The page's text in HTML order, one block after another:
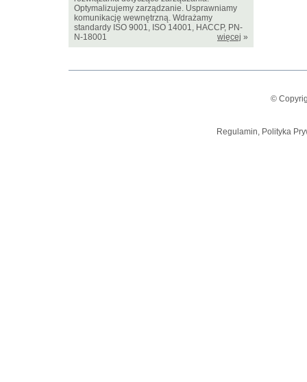
Optymalizujemy zarządzanie. Usprawniamy
komunikację wewnętrzną. Wdrażamy
standardy ISO 9001, ISO 14001, HACCP, PN-
N-18001
więcej »
©
Regulamin, Polityka